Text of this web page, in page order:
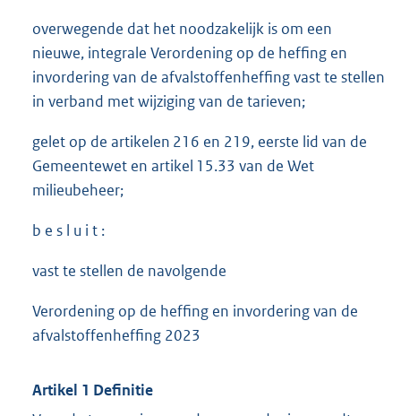
overwegende dat het noodzakelijk is om een
nieuwe, integrale Verordening op de heffing en
invordering van de afvalstoffenheffing vast te stellen
in verband met wijziging van de tarieven;
gelet op de artikelen 216 en 219, eerste lid van de
Gemeentewet en artikel 15.33 van de Wet
milieubeheer;
b e s l u i t :
vast te stellen de navolgende
Verordening op de heffing en invordering van de
afvalstoffenheffing 2023
Artikel 1 Definitie